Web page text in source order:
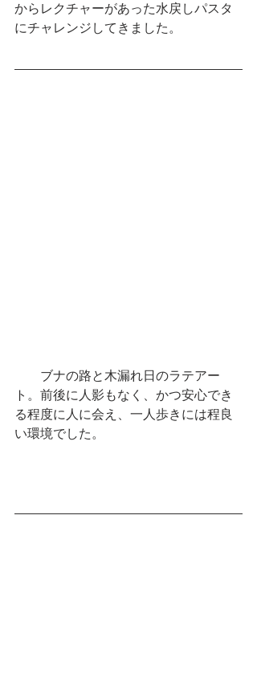
からレクチャーがあった水戻しパスタ
にチャレンジしてきました。
ブナの路と木漏れ日のラテアー
ト。前後に人影もなく、かつ安心でき
る程度に人に会え、一人歩きには程良
い環境でした。